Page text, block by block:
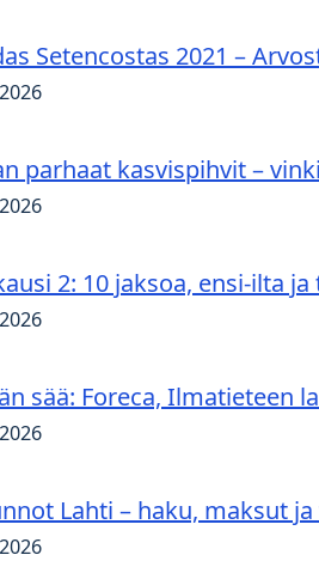
Setencostas 2021 –
parhaat kasvispihvit –
2: 10 jaksoa, ensi-ilta
sää: Foreca, Ilmatieteen
Lahti – haku, maksut